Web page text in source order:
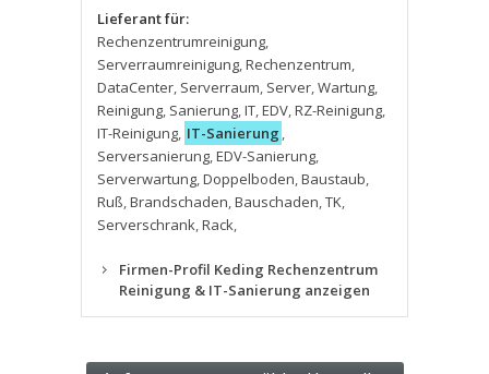
Lieferant für:
Rechenzentrumreinigung,
Serverraumreinigung,Rechenzentrum,
DataCenter, Serverraum, Server,Wartung,
Reinigung, Sanierung,IT,EDV,RZ-Reinigung,
IT-Reinigung, IT-Sanierung ,
Serversanierung,EDV-Sanierung,
Serverwartung,Doppelboden,Baustaub,
Ruß,Brandschaden,Bauschaden,TK,
Serverschrank,Rack,
Firmen-Profil Keding Rechenzentrum
Reinigung & IT-Sanierung anzeigen